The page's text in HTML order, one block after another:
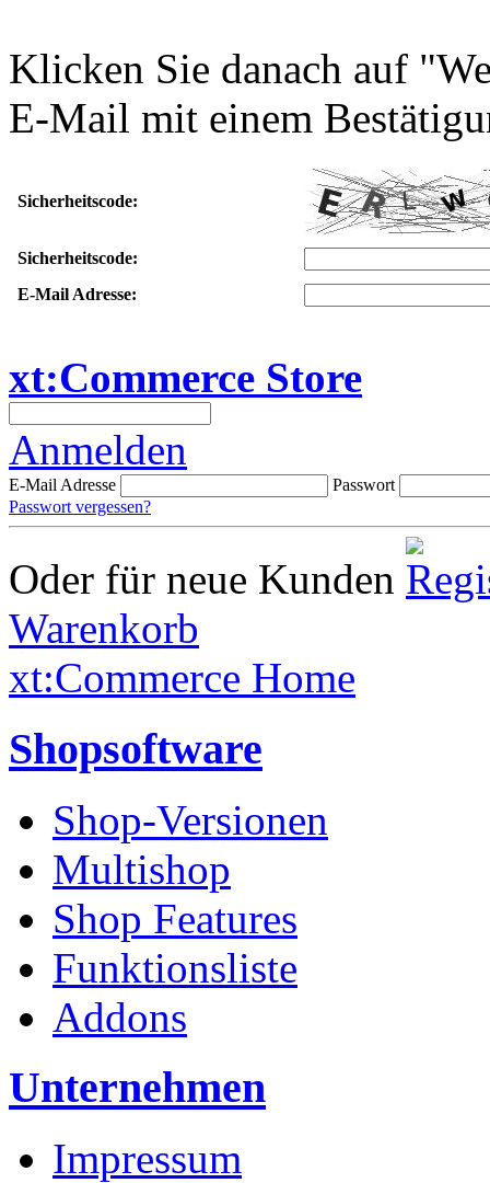
Klicken Sie danach auf
E-Mail mit einem
Sicherheitscode:
Sicherheitscode:
E-Mail Adresse:
xt:Commerce Store
Anmelden
E-Mail Adresse
Passwort
Passwort vergessen?
Oder für neue Kunden
Warenkorb
xt:Commerce Home
Shopsoftware
Shop-Versionen
Multishop
Shop Features
Funktionsliste
Addons
Unternehmen
Impressum